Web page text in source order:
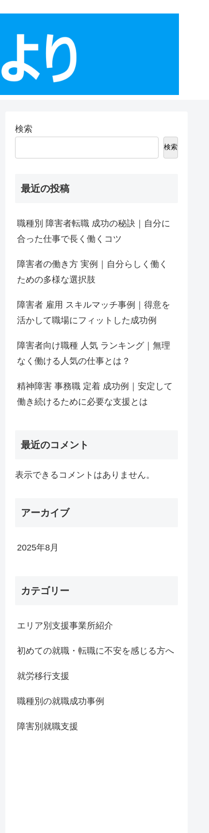
検索
検索
最近の投稿
職種別 障害者転職 成功の秘訣｜自分に
合った仕事で長く働くコツ
障害者の働き方 実例｜自分らしく働く
ための多様な選択肢
障害者 雇用 スキルマッチ事例｜得意を
活かして職場にフィットした成功例
障害者向け職種 人気 ランキング｜無理
なく働ける人気の仕事とは？
精神障害 事務職 定着 成功例｜安定して
働き続けるために必要な支援とは
最近のコメント
表示できるコメントはありません。
アーカイブ
2025年8月
カテゴリー
エリア別支援事業所紹介
初めての就職・転職に不安を感じる方へ
就労移行支援
職種別の就職成功事例
障害別就職支援